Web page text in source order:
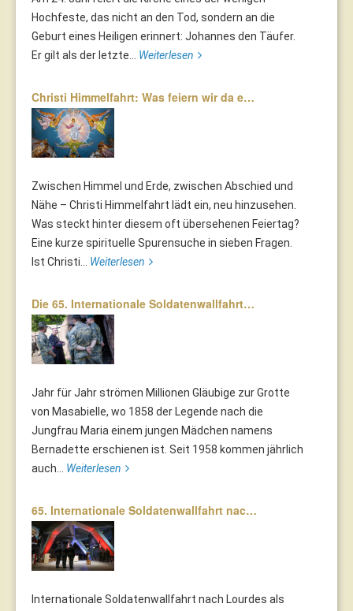
Hochfeste, das nicht an den Tod, sondern an die
Geburt eines Heiligen erinnert: Johannes den Täufer.
Er gilt als der letzte... Weiterlesen
Christi Himmelfahrt: Was feiern wir da e…
Zwischen Himmel und Erde, zwischen Abschied und
Nähe – Christi Himmelfahrt lädt ein, neu hinzusehen.
Was steckt hinter diesem oft übersehenen Feiertag?
Eine kurze spirituelle Spurensuche in sieben Fragen.
Ist Christi... Weiterlesen
Die 65. Internationale Soldatenwallfahrt…
Jahr für Jahr strömen Millionen Gläubige zur Grotte
von Masabielle, wo 1858 der Legende nach die
Jungfrau Maria einem jungen Mädchen namens
Bernadette erschienen ist. Seit 1958 kommen jährlich
auch... Weiterlesen
65. Internationale Soldatenwallfahrt nac…
Internationale Soldatenwallfahrt nach Lourdes als